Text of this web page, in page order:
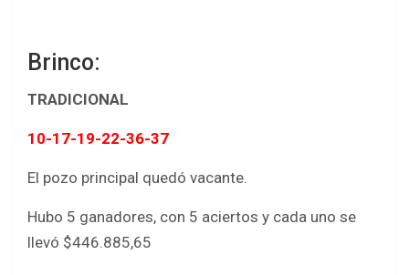
Brinco:
TRADICIONAL
10-17-19-22-36-37
El pozo principal quedó vacante.
Hubo 5 ganadores, con 5 aciertos y cada uno se
llevó $446.885,65